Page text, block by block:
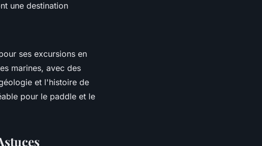
une destination
ses excursions en
marines, avec des
et l'histoire de
pour le paddle et le